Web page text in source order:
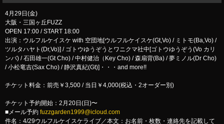
4月29日(金)
大阪・三国ヶ丘FUZZ
OPEN 17:00 / START 18:00
出演：ウルフルケイスケ with 空団地[ウルフルケイスケ(Gt,Vo) / ミトモ(Ba,Vo) /
ツルタハヤト(Dr,Vo)] / ゴトウゆうぞうとワニクマ社中[ゴトウゆうぞう(Vo カリ
ンバ) / 石田雄一(Gt Cho) / 中村健治（Key Cho) / 森扇背(Ba) / 夢ミノル(Dr Cho)
/ 小松竜吉(Sax Cho) / 静沢真紀(Gt)]・・・and more!!
チケット料金：前売￥3,500 / 当日￥4,000(税込・2オーダー別)
チケット予約開始：2月20日(日)〜
■メール予約 fuzzgarden1999@icloud.com
件名：4/29ウルフルケイスケライブ／本文：お名前・枚数・連絡先を記載して